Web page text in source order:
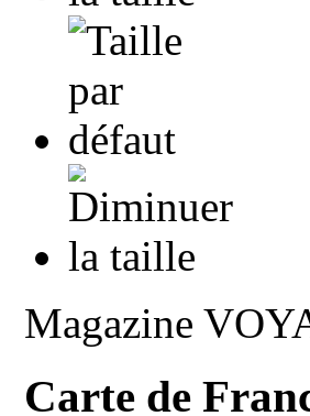
Magazine
Carte de